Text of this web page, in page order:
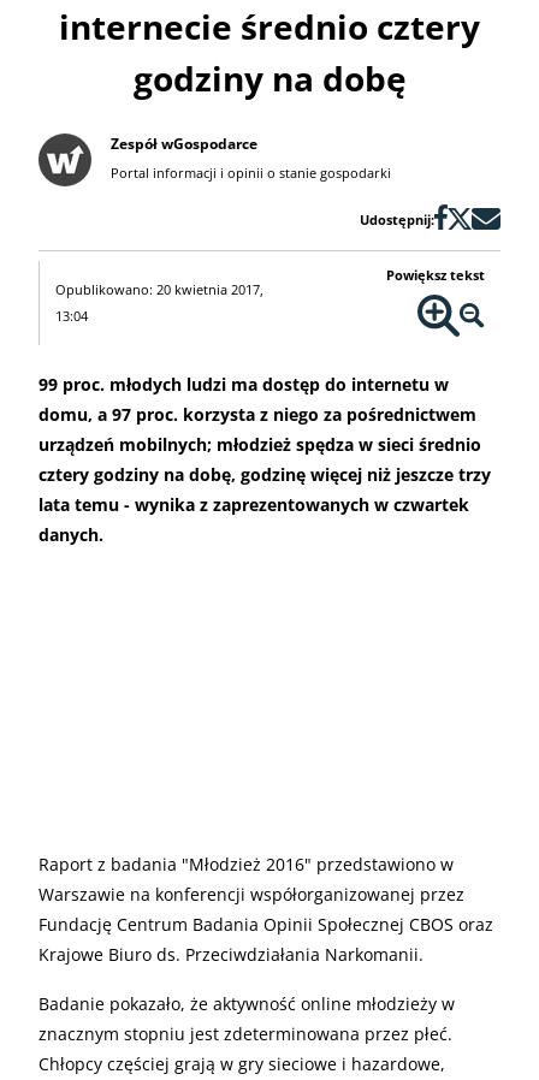
internecie średnio cztery
godziny na dobę
Zespół wGospodarce
Portal informacji i opinii o stanie gospodarki
Udostępnij:
Opublikowano: 20 kwietnia 2017,
13:04
Powiększ tekst
99 proc. młodych ludzi ma dostęp do internetu w
domu, a 97 proc. korzysta z niego za pośrednictwem
urządzeń mobilnych; młodzież spędza w sieci średnio
cztery godziny na dobę, godzinę więcej niż jeszcze trzy
lata temu - wynika z zaprezentowanych w czwartek
danych.
Raport z badania "Młodzież 2016" przedstawiono w
Warszawie na konferencji współorganizowanej przez
Fundację Centrum Badania Opinii Społecznej CBOS oraz
Krajowe Biuro ds. Przeciwdziałania Narkomanii.
Badanie pokazało, że aktywność online młodzieży w
znacznym stopniu jest zdeterminowana przez płeć.
Chłopcy częściej grają w gry sieciowe i hazardowe,